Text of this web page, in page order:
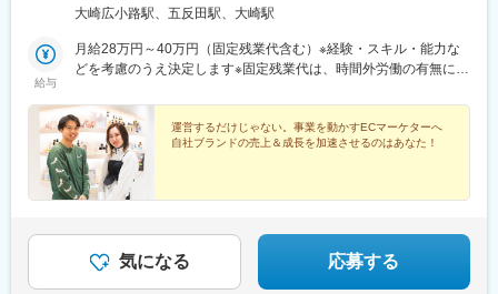
分★五反田本社の駅近オフィスで、転勤はありません。※週2回の
大崎広小路駅、五反田駅、大崎駅
給与
月給28万円～40万円（固定残業代含む）※経験・スキル・能力な
どを考慮のうえ決定します※固定残業代は、時間外労働の有無に関
過分は追加支給■試用期間中の給与■月給27万1000円～38万8800
円（固定残業代含む）※固定残業代は、時間外労働の有無に関わら
ず月20時間～30時間分を月3万6490円～7万3422円支給※超過分
は追加支給【年収例】年収840万円／2年目／部長年収560万円／4
年目／チームリーダー年収440万円／3年目／シニアスタッフ年収
運営するだけじゃない。事業を動かすECマーケターへ
自社ブランドの売上＆成長を加速させるのはあなた！
気になる 応募する